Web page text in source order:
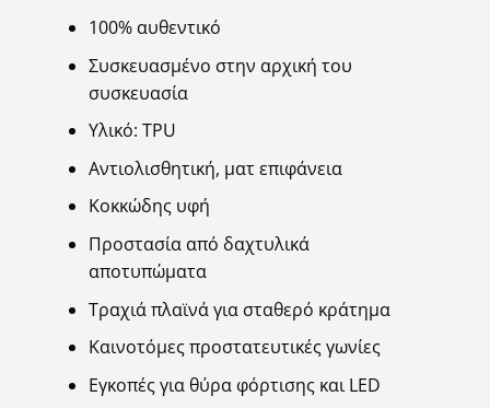
100% αυθεντικό
Συσκευασμένο στην αρχική του
συσκευασία
Υλικό: TPU
Αντιολισθητική, ματ επιφάνεια
Κοκκώδης υφή
Προστασία από δαχτυλικά
αποτυπώματα
Τραχιά πλαϊνά για σταθερό κράτημα
Καινοτόμες προστατευτικές γωνίες
Εγκοπές για θύρα φόρτισης και LED